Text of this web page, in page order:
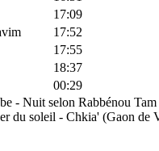
17:09
17:52
17:55
18:37
00:29
- Nuit selon Rabbénou
du soleil - Chkia' (Gaon de